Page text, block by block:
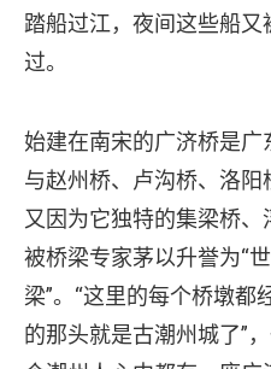
踏船过江，夜间这些船
过。
始建在南宋的广济桥是广
与赵州桥、卢沟桥、洛阳
又因为它独特的集梁桥
被桥梁专家茅以升誉为“
梁”。“这里的每个桥墩
的那头就是古潮州城了”